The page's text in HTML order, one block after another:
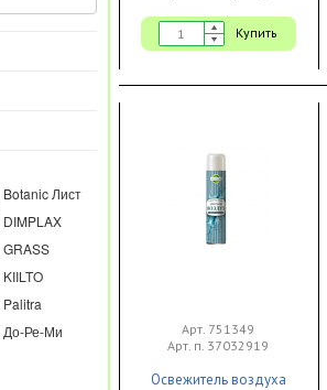
Botanic Лист
DIMPLAX
GRASS
KIILTO
Palitra
До-Ре-Ми
Купить
Арт. 751349
Арт. п. 37032919
Освежитель воздуха